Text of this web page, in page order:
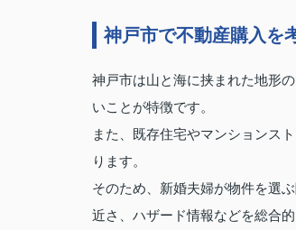
神戸市で不動産購入を
神戸市は山と海に挟まれた地形
いことが特徴です。
また、既存住宅やマンションス
ります。
そのため、新婚夫婦が物件を選
近さ、ハザード情報などを総合